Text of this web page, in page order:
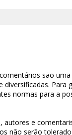
são
Para
normas para a
e
não serão